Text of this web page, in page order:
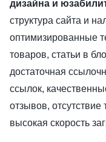
дизайна и
структура сайта и
оптимизированные
товаров, статьи в
достаточная
ссылок,
отзывов,
высокая скорость